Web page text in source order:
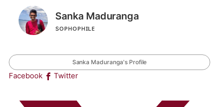
Sanka Maduranga
sᴏᴘʜᴏᴘʜɪʟᴇ
Sanka Maduranga's Profile
Facebook Twitter